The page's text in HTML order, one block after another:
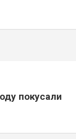
покусали